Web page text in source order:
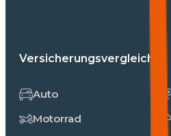
Versicherungsvergleiche
Auto
Motorrad